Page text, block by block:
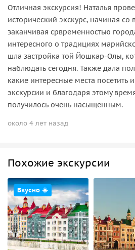
Отличная экскурсия! Наталья
исторический экскурс, начиная со
заканчивая срвременностью
интересного о традициях
шла застройка той Йошкар-Олы,
наблюдать сегодня. Также дала
какие интересные места посетить
экскурсии и благодаря этому
получилось очень насыщенным.
около 4 лет назад
Похожие экскурсии
Вкусно ☀️